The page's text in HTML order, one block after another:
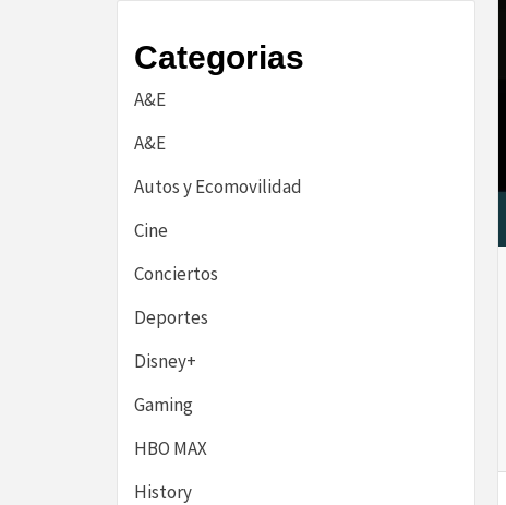
Categorias
A&E
A&E
Autos y Ecomovilidad
Cine
Conciertos
Deportes
Disney+
Gaming
HBO MAX
History